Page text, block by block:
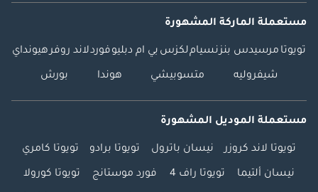
مستعملة الماركة المشهورة
تويوتا مرسيدس بنزنسياملكزس بي ام دبليوفوردلاند روفرهيونداي
شيفروليه متسوبيشي هوندا بورش
مستعملة الموديل المشهورة
تويوتا لاند كروزر نيسان باترول تويوتا برادو تويوتا كامري
نيسان ألتيما تويوتا راف 4 فورد موستانج تويوتا كورولا